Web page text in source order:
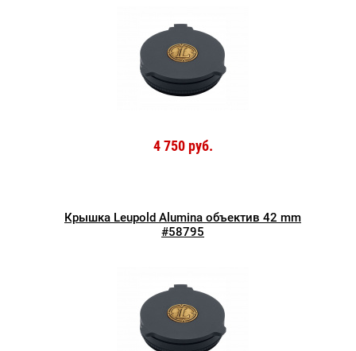
4 750 руб.
Крышка Leupold Alumina объектив 42 mm
#58795